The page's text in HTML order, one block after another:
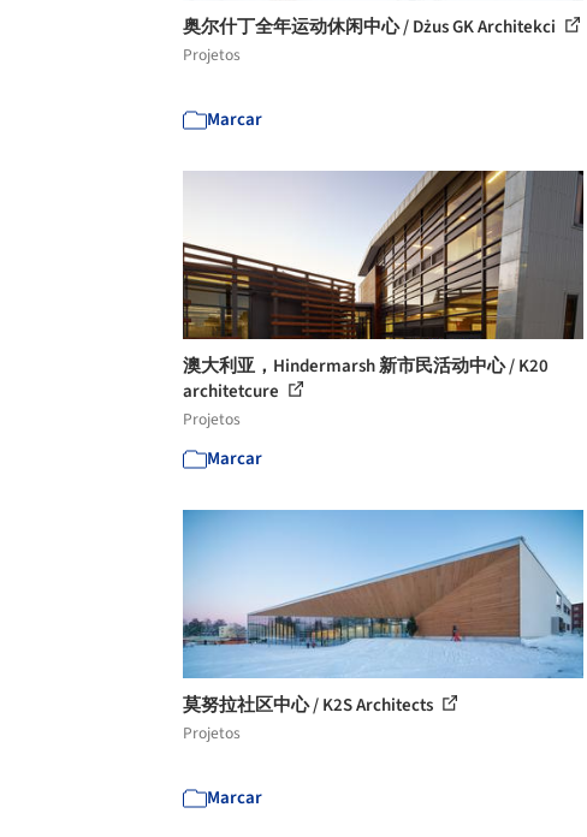
奥尔什丁全年运动休闲中心 / Dżus GK Architekci
Projetos
Marcar
澳大利亚，Hindermarsh 新市民活动中心 / K20
architetcure
Projetos
Marcar
莫努拉社区中心 / K2S Architects
Projetos
Marcar